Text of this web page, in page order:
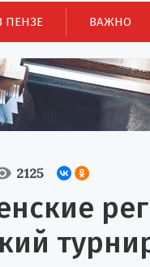
ПЕНЗЕ ВАЖНО
2125